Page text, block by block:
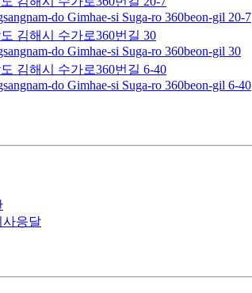
do Gimhae-si Suga-ro 360beon-gil 20-7
김해시 수가로360번길 30
do Gimhae-si Suga-ro 360beon-gil 30
김해시 수가로360번길 6-40
do Gimhae-si Suga-ro 360beon-gil 6-40
사응달